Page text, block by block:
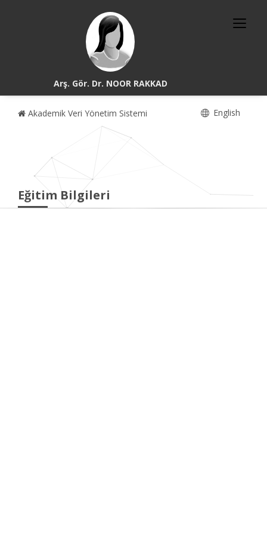
Arş. Gör. Dr. NOOR RAKKAD
Akademik Veri Yönetim Sistemi English
Eğitim Bilgileri